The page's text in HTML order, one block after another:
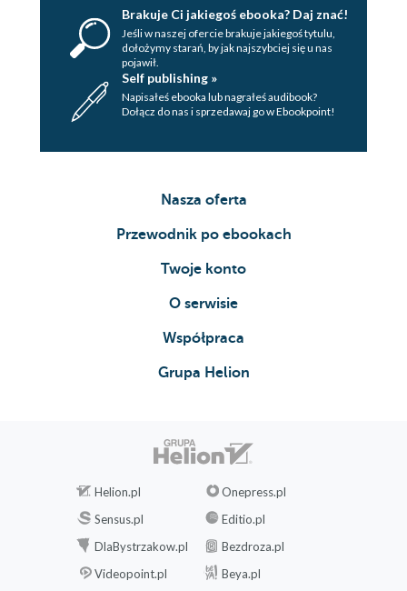
Brakuje Ci jakiegoś ebooka? Daj znać!
Jeśli w naszej ofercie brakuje jakiegoś tytulu,
dołożymy starań, by jak najszybciej się u nas
pojawił.
Self publishing »
Napisałeś ebooka lub nagrałeś audibook?
Dołącz do nas i sprzedawaj go w Ebookpoint!
Nasza oferta
Przewodnik po ebookach
Twoje konto
O serwisie
Współpraca
Grupa Helion
Helion.pl
Onepress.pl
Sensus.pl
Editio.pl
DlaBystrzakow.pl
Bezdroza.pl
Videopoint.pl
Beya.pl